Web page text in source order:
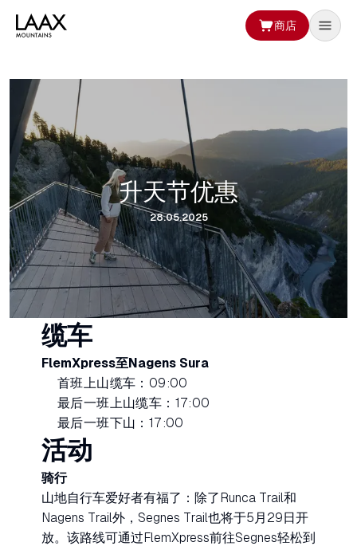
商店
升天节优惠
28.05.2025
缆车
FlemXpress至Nagens Sura
首班上山缆车：09:00
最后一班上山缆车：17:00
最后一班下山：17:00
活动
骑行
山地自行车爱好者有福了：除了Runca Trail和
Nagens Trail外，Segnes Trail也将于5月29日开
放。该路线可通过FlemXpress前往Segnes轻松到